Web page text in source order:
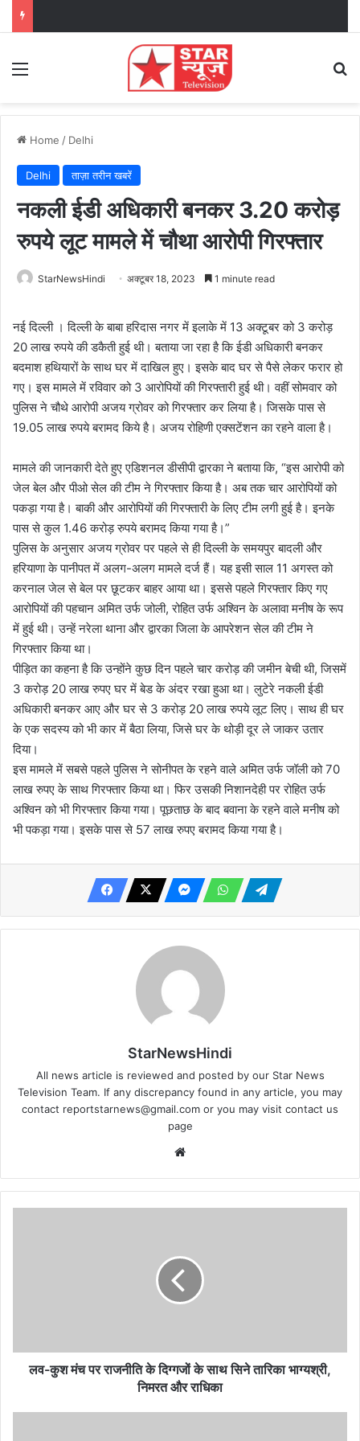
Menu
Home / Delhi
Delhi ताज़ा तरीन खबरें
नकली ईडी अधिकारी बनकर 3.20 करोड़
रुपये लूट मामले में चौथा आरोपी गिरफ्तार
StarNewsHindi अक्टूबर 18, 2023 1 minute read
नई दिल्ली । दिल्ली के बाबा हरिदास नगर में इलाके में 13 अक्टूबर को 3 करोड़
20 लाख रुपये की डकैती हुई थी। बताया जा रहा है कि ईडी अधिकारी बनकर
बदमाश हथियारों के साथ घर में दाखिल हुए। इसके बाद घर से पैसे लेकर फरार हो
गए। इस मामले में रविवार को 3 आरोपियों की गिरफ्तारी हुई थी। वहीं सोमवार को
पुलिस ने चौथे आरोपी अजय ग्रोवर को गिरफ्तार कर लिया है। जिसके पास से
19.05 लाख रुपये बरामद किये है। अजय रोहिणी एक्सटेंशन का रहने वाला है।
मामले की जानकारी देते हुए एडिशनल डीसीपी द्वारका ने बताया कि, “इस आरोपी को
जेल बेल और पीओ सेल की टीम ने गिरफ्तार किया है। अब तक चार आरोपियों को
पकड़ा गया है। बाकी और आरोपियों की गिरफ्तारी के लिए टीम लगी हुई है। इनके
पास से कुल 1.46 करोड़ रुपये बरामद किया गया है।”
पुलिस के अनुसार अजय ग्रोवर पर पहले से ही दिल्ली के समयपुर बादली और
हरियाणा के पानीपत में अलग-अलग मामले दर्ज हैं। यह इसी साल 11 अगस्त को
करनाल जेल से बेल पर छूटकर बाहर आया था। इससे पहले गिरफ्तार किए गए
आरोपियों की पहचान अमित उर्फ जोली, रोहित उर्फ अश्विन के अलावा मनीष के रूप
में हुई थी। उन्हें नरेला थाना और द्वारका जिला के आपरेशन सेल की टीम ने
गिरफ्तार किया था।
पीड़ित का कहना है कि उन्होंने कुछ दिन पहले चार करोड़ की जमीन बेची थी, जिसमें
3 करोड़ 20 लाख रुपए घर में बेड के अंदर रखा हुआ था। लुटेरे नकली ईडी
अधिकारी बनकर आए और घर से 3 करोड़ 20 लाख रुपये लूट लिए। साथ ही घर
के एक सदस्य को भी कार में बैठा लिया, जिसे घर के थोड़ी दूर ले जाकर उतार
दिया।
इस मामले में सबसे पहले पुलिस ने सोनीपत के रहने वाले अमित उर्फ जॉली को 70
लाख रुपए के साथ गिरफ्तार किया था। फिर उसकी निशानदेही पर रोहित उर्फ
अश्विन को भी गिरफ्तार किया गया। पूछताछ के बाद बवाना के रहने वाले मनीष को
भी पकड़ा गया। इसके पास से 57 लाख रुपए बरामद किया गया है।
StarNewsHindi
All news article is reviewed and posted by our Star News
Television Team. If any discrepancy found in any article, you may
contact reportstarnews@gmail.com or you may visit contact us
page
साथ
लव-कुश मंच पर राजनीति के दिग्गजों के साथ सिने तारिका भाग्यश्री,
निमरत और राधिका